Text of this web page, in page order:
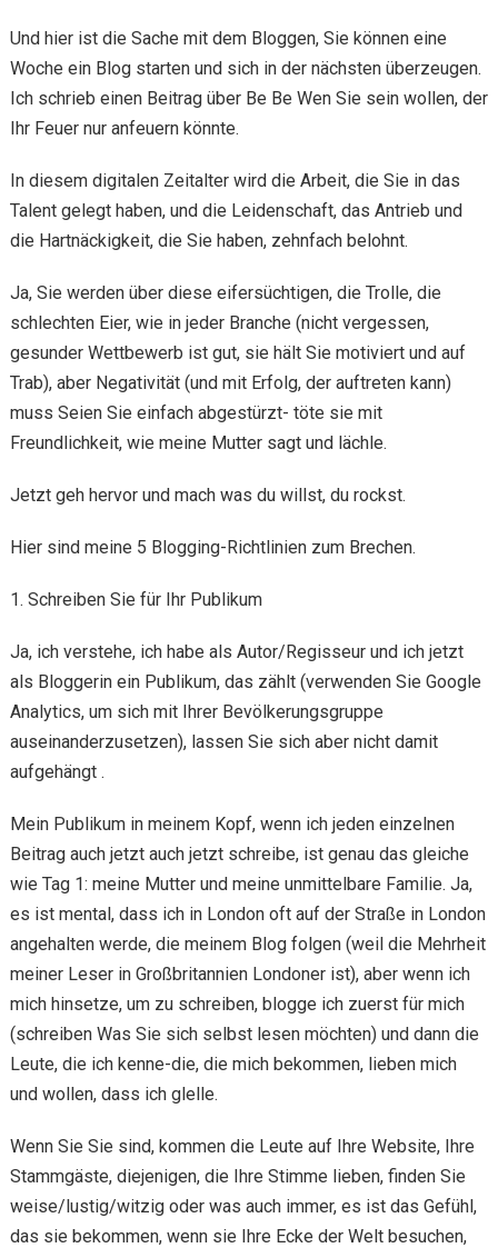
Und hier ist die Sache mit dem Bloggen, Sie können eine
Woche ein Blog starten und sich in der nächsten überzeugen.
Ich schrieb einen Beitrag über Be Be Wen Sie sein wollen, der
Ihr Feuer nur anfeuern könnte.
In diesem digitalen Zeitalter wird die Arbeit, die Sie in das
Talent gelegt haben, und die Leidenschaft, das Antrieb und
die Hartnäckigkeit, die Sie haben, zehnfach belohnt.
Ja, Sie werden über diese eifersüchtigen, die Trolle, die
schlechten Eier, wie in jeder Branche (nicht vergessen,
gesunder Wettbewerb ist gut, sie hält Sie motiviert und auf
Trab), aber Negativität (und mit Erfolg, der auftreten kann)
muss Seien Sie einfach abgestürzt- töte sie mit
Freundlichkeit, wie meine Mutter sagt und lächle.
Jetzt geh hervor und mach was du willst, du rockst.
Hier sind meine 5 Blogging-Richtlinien zum Brechen.
1. Schreiben Sie für Ihr Publikum
Ja, ich verstehe, ich habe als Autor/Regisseur und ich jetzt
als Bloggerin ein Publikum, das zählt (verwenden Sie Google
Analytics, um sich mit Ihrer Bevölkerungsgruppe
auseinanderzusetzen), lassen Sie sich aber nicht damit
aufgehängt .
Mein Publikum in meinem Kopf, wenn ich jeden einzelnen
Beitrag auch jetzt auch jetzt schreibe, ist genau das gleiche
wie Tag 1: meine Mutter und meine unmittelbare Familie. Ja,
es ist mental, dass ich in London oft auf der Straße in London
angehalten werde, die meinem Blog folgen (weil die Mehrheit
meiner Leser in Großbritannien Londoner ist), aber wenn ich
mich hinsetze, um zu schreiben, blogge ich zuerst für mich
(schreiben Was Sie sich selbst lesen möchten) und dann die
Leute, die ich kenne-die, die mich bekommen, lieben mich
und wollen, dass ich glelle.
Wenn Sie Sie sind, kommen die Leute auf Ihre Website, Ihre
Stammgäste, diejenigen, die Ihre Stimme lieben, finden Sie
weise/lustig/witzig oder was auch immer, es ist das Gefühl,
das sie bekommen, wenn sie Ihre Ecke der Welt besuchen,